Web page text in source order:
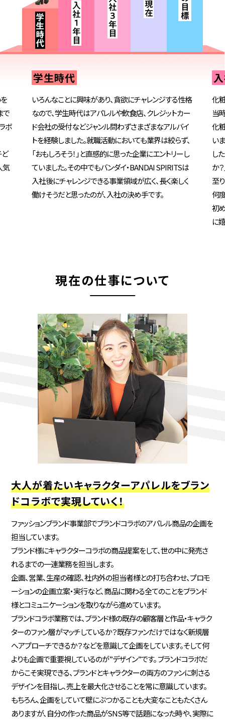
で
ボ
気
学生時代
いろんなことに興味があり、貪欲にチャレンジする性格
なので、学生時代はアパレルや飲食店、クレジットカー
ド会社の受付などジャンル問わずさまざまなアルバイ
トを経験しました。就職活動においても業界は絞らず、
「おもしろそう！」と直感的に思った企業にエントリーし
ていました。その中でもバンダイ・BANDAI SPIRITSは
入社後にチャレンジできる事業領域が広く、長く楽しく
働けそうだと思ったのが、入社の決め手です。
化
当
化
い
し
か
至
何
初
に
現在の仕事について
大人が着たいキャラクターアパレルをブラン
ドコラボで実現していく！
ファッションブランド事業部でブランドコラボのアパレル商品の企画を
担当しています。
ブランド様にキャラクターコラボの商品提案をして、世の中に発売さ
れるまでの一連業務を担当します。
企画、営業、生産の確認、社内外の担当者様との打ち合わせ、プロモ
ーションの企画立案・実行など、商品に関わる全てのことをブランド
様とコミュニケーションを取りながら進めています。
ブランドコラボ業務では、ブランド様の既存の顧客層と作品・キャラク
ターのファン層がマッチしているか？既存ファンだけではなく新規層
へアプローチできるか？などを意識して企画をしています。そして何
よりも企画で重要視しているのが”デザイン”です。 ブランドコラボだ
からこそ実現できる、ブランドとキャラクターの両方のファンに刺さる
デザインを目指し、売上を最大化させることを常に意識しています。
もちろん、企画をしていて壁にぶつかることも大変なこともたくさん
ありますが、自分の作った商品がSNS等で話題になった時や、実際に